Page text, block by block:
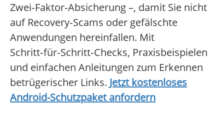
Zwei‑Faktor‑Absicherung –, damit Sie nicht
auf Recovery‑Scams oder gefälschte
Anwendungen hereinfallen. Mit
Schritt‑für‑Schritt‑Checks, Praxisbeispielen
und einfachen Anleitungen zum Erkennen
betrügerischer Links. Jetzt kostenloses
Android-Schutzpaket anfordern